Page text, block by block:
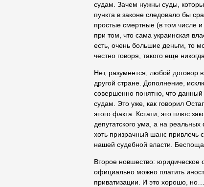
судам. Зачем нужны суды,
пункта в законе следовало бы
простые смертные (в том числе
при том, что сама украинская
есть, очень большие деньги, то
честно говоря, такого еще
Нет, разумеется, любой договор
другой стране. Дополнение,
совершенно понятно, что данный
судам. Это уже, как говорил
этого факта. Кстати, это плюс
депутатского ума, а на
хоть призрачный шанс привлечь
нашей судебной власти.
Второе новшество: юридическое
официально можно платить
приватизации. И это хорошо, но…